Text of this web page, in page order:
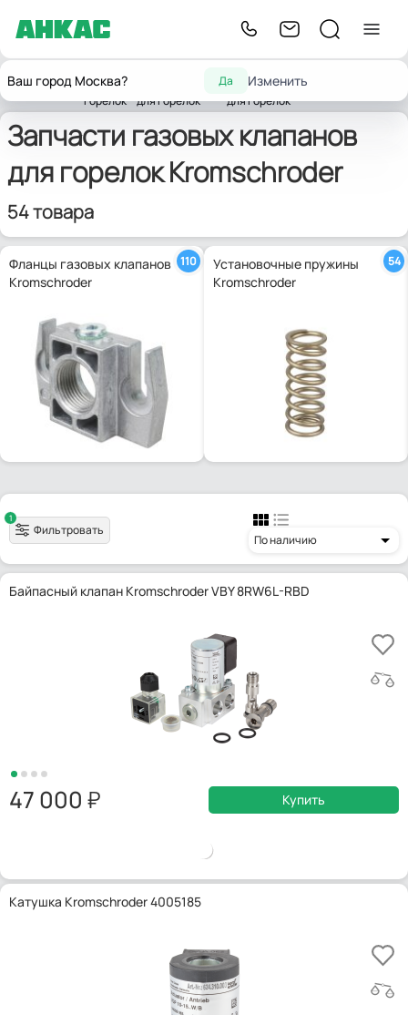
Ваш город Москва? Да Изменить
Главнаядля
горелок
комплектующих
для горелок
газовых клапанов
для горелок
Запчасти газовых клапанов
для горелок Kromschroder
54 товара
Фланцы газовых клапанов
Kromschroder
110
Установочные пружины
Kromschroder
54
1
Фильтровать
По наличию
Байпасный клапан Kromschroder VBY 8RW6L-RBD
47 000 Купить
Катушка Kromschroder 4005185